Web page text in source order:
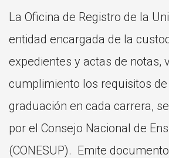
La Oficina de Registro de la
entidad encargada de la
expedientes y actas de notas,
cumplimiento los requisitos
graduación en cada carrera,
por el Consejo Nacional de
(CONESUP). Emite